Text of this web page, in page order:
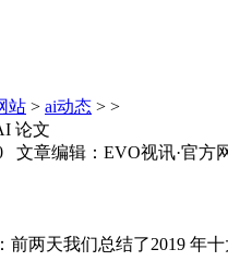
站 > ai动态 > >
论文
文章编辑：EVO视讯·官
天我们总结了2019 年十